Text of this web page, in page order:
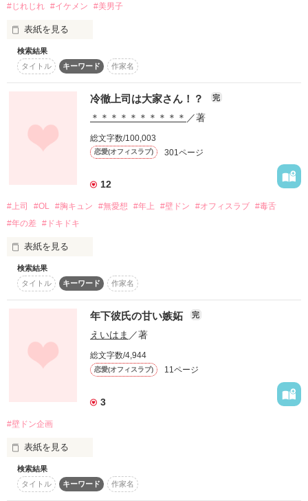
コンテスト
スターツ出版小説投稿サイト合同企画「1話からの長編大
賞」ベリーズカフェ会場
動画あり コミックあり
たくせに彼の心が読めない。
早く、私を求めて狂ってしまえばいいの
唇に塗った赤い媚薬が効くのはいつだろ
うか⁈
作品を読む
#じれじれ #イケメン #美男子
表紙を見る
ごくふつうのOLをしている麻由（まゆ）は、同い年の幼なじみ
である仁史（ひとし）が好き。
だけど、仁史は１０年前に亡くなった麻由の姉が好きだったら
しく、あの日から麻由の名前も呼ばずちゃんと見てくれること
もなかった。 だから、麻由は仁史の側にいるために姉のように
なろうと努力していたけれども。２人の仲が決定的に分かたれ
2014.11.26完結。 Berry's Cafe「壁ドン」小説コンテスト参加
作品。
作品を読む
検索結果
タイトル
キーワード 作家名
冷徹上司は大家さん！？ 完
＊＊＊＊＊＊＊＊＊＊ ／著
総文字数/100,003
恋愛(オフィスラブ) 301ページ
12
#上司 #OL #胸キュン #無愛想 #年上 #壁ドン #オフィスラブ #毒舌
#年の差
#ドキドキ
表紙を見る
「“一人”は好きだけど“独り”は嫌！」
恋愛に疲れ、あえて社内恋愛禁止の会社に就職した一花。
それでも気の合う友達は欲しく、新しい環境を求めて引っ越し
「すみません、隣に越してきた者…ですが……！？？」
「え、永原？」
会社で「冷徹ドS上司」と恐れられている浅野だった。
ばれたら即刻クビのオフィスラブ、一体どうなる？
♀永原一花(ながはらいちか)24歳
化粧品会社　ひよっこ営業職OL
検索結果
タイトル
キーワード 作家名
年下彼氏の甘い嫉妬 完
えいはま ／著
総文字数/4,944
恋愛(オフィスラブ) 11ページ
3
#壁ドン企画
表紙を見る
私の彼氏は5歳年下の仕事の後輩
検索結果
タイトル
キーワード 作家名